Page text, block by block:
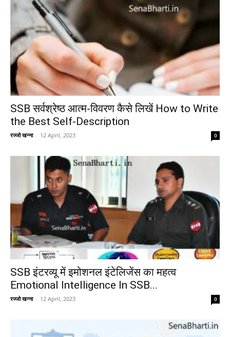
SSB सर्वश्रेष्ठ आत्म-विवरण कैसे लिखें How to Write
the Best Self-Description
रज्जो खन्ना - 12 April, 2023 0
SSB इंटरव्यू में इमोशनल इंटेलिजेंस का महत्व
Emotional Intelligence In SSB...
रज्जो खन्ना - 12 April, 2023 0